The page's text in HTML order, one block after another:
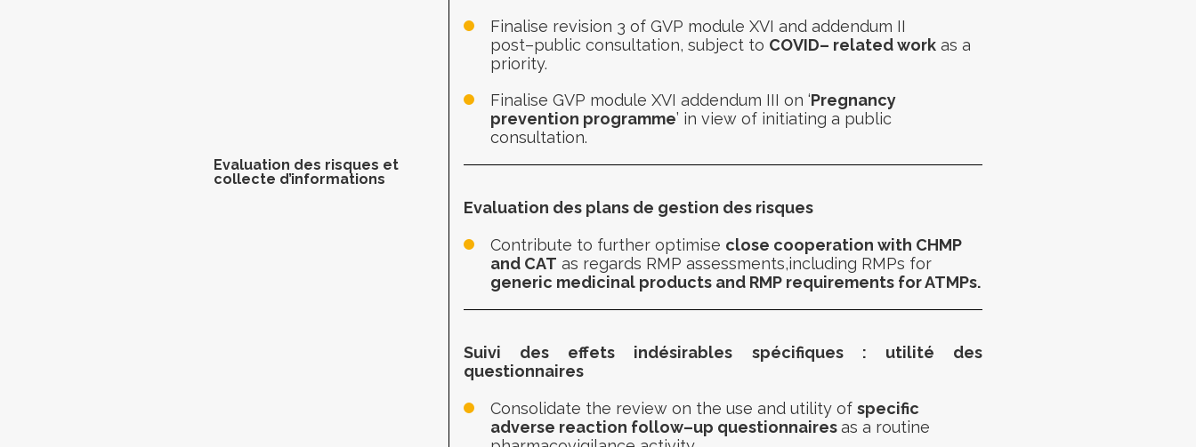
Evaluation des risques et
collecte d’informations
Finalise revision 3 of GVP module XVI and addendum II
post–public consultation, subject to COVID– related work as a
priority.
Finalise GVP module XVI addendum III on ‘Pregnancy
prevention programme’ in view of initiating a public
consultation.
Evaluation des plans de gestion des risques
Contribute to further optimise close cooperation with CHMP
and CAT as regards RMP assessments,including RMPs for
generic medicinal products and RMP requirements for ATMPs.
Suivi des effets indésirables spécifiques : utilité des
questionnaires
Consolidate the review on the use and utility of specific
adverse reaction follow–up questionnairesas a routine